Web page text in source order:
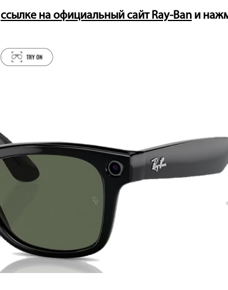
ссылке на официальный сайт Ray-Ban и